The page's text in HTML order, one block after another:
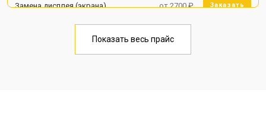
Замена дисплея (экрана) от 2700 ₽ Заказать
Замена кнопки включения от 1750 ₽
Показать весь прайс